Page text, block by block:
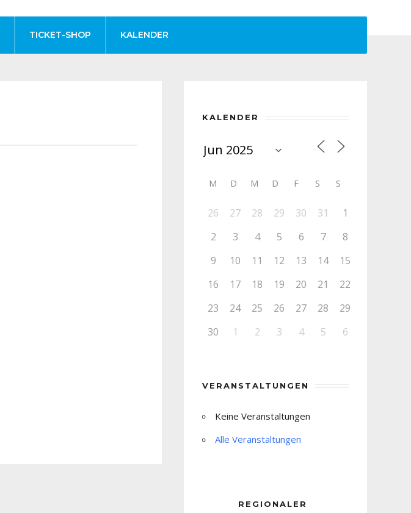
TICKET-SHOP KALENDER
KALENDER
M D M D F S S
26 27 28 29 30 31
1
2
3 4 5 6 7
8
9
10 11 12 13 14
15
16
17 18 19 20 21
22
23
24 25 26 27 28
29
30
1 2 3 4 5 6
VERANSTALTUNGEN
Keine Veranstaltungen
Alle Veranstaltungen
REGIONALER